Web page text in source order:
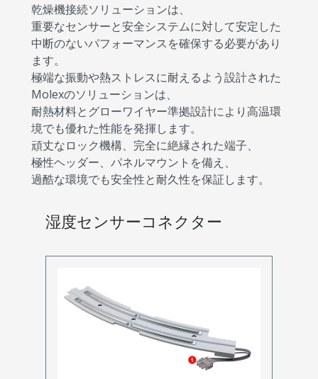
乾燥機接続ソリューションは、
重要なセンサーと安全システムに対して安定した
中断のないパフォーマンスを確保する必要があり
ます。
極端な振動や熱ストレスに耐えるよう設計された
Molexのソリューションは、
耐熱材料とグローワイヤー準拠設計により高温環
境でも優れた性能を発揮します。
頑丈なロック機構、完全に絶縁された端子、
極性ヘッダー、パネルマウントを備え、
過酷な環境でも安全性と耐久性を保証します。
湿度センサーコネクター